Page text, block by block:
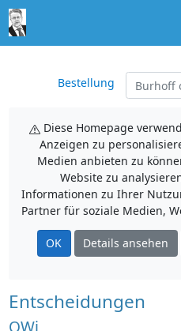
Bestellung
Diese Homepage
Anzeigen zu
Medien anbieten zu
Website zu
Informationen zu Ihrer
Partner für soziale Medien,
OK Details ansehen
Entscheidungen
OWi